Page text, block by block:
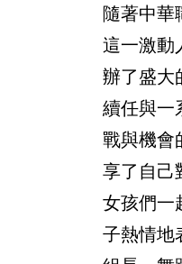
隨著中華
這一激動
辦了盛大
續任與一
戰與機會
享了自己
女孩們一
子熱情地